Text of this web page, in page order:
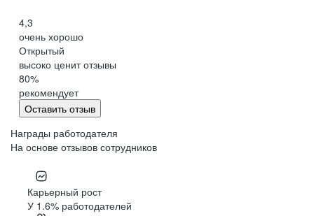
4,3
очень хорошо
Открытый
высоко ценит отзывы
80%
рекомендует
Оставить отзыв
Награды работодателя
На основе отзывов сотрудников
Карьерный рост
У 1.6% работодателей